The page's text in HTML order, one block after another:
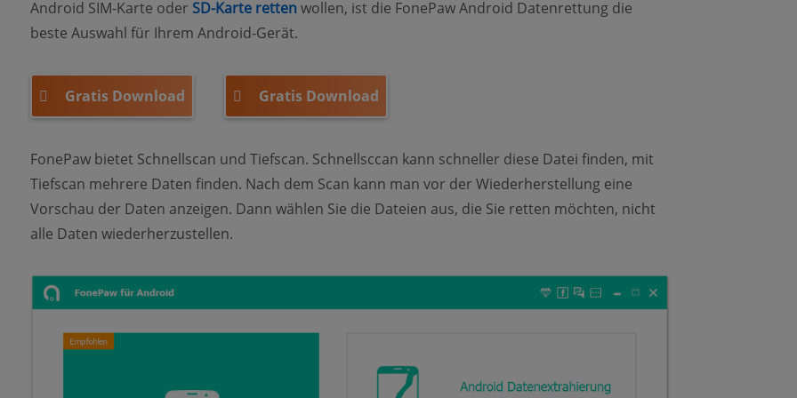
Android SIM-Karte oder SD-Karte rettenwollen, ist die FonePaw Android Datenrettung die
beste Auswahl für Ihrem Android-Gerät.
Gratis Download Gratis Download
FonePaw bietet Schnellscan und Tiefscan. Schnellsccan kann schneller diese Datei finden, mit
Tiefscan mehrere Daten finden. Nach dem Scan kann man vor der Wiederherstellung eine
Vorschau der Daten anzeigen. Dann wählen Sie die Dateien aus, die Sie retten möchten, nicht
alle Daten wiederherzustellen.